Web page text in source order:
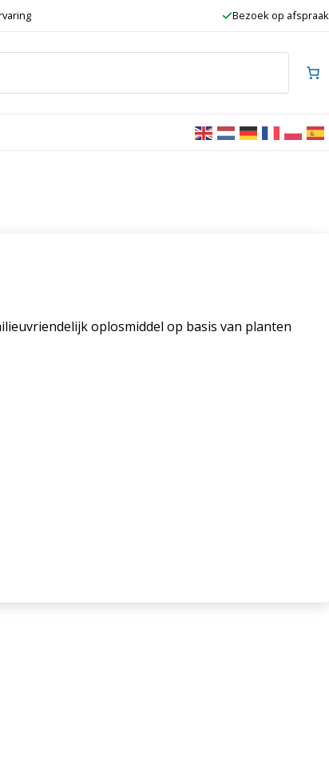
Bezoek op afspraak
oplosmiddel op basis van planten